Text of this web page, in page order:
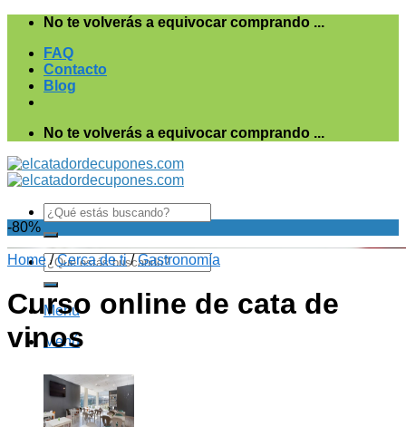
Saltar
contenido
No te volverás a equivocar comprando ...
FAQ
Contacto
Blog
No te volverás a equivocar comprando ...
Search
for:
Search
for:
Menú
Menú
-80%
Home / Cerca de ti / Gastronomía
Curso online de cata de
vinos